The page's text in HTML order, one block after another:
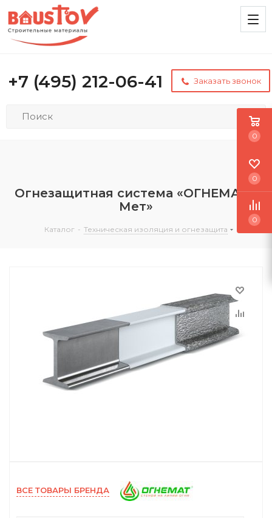
+7 (495) 212-06-41 Заказать звонок
Огнезащитная система «ОГНЕМАТ®
Мет»
Каталог - Техническая изоляция и огнезащита
ВСЕ ТОВАРЫ БРЕНДА
0
0
0